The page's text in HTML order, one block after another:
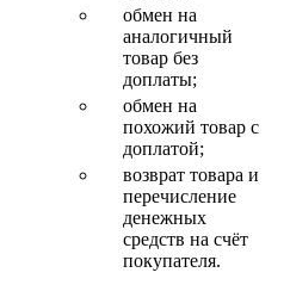
обмен на
аналогичный
товар без
доплаты;
обмен на
похожий товар с
доплатой;
возврат товара и
перечисление
денежных
средств на счёт
покупателя.